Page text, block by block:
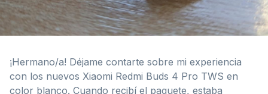
¡Hermano/a! Déjame contarte sobre mi experiencia
con los nuevos Xiaomi Redmi Buds 4 Pro TWS en
color blanco. Cuando recibí el paquete, estaba